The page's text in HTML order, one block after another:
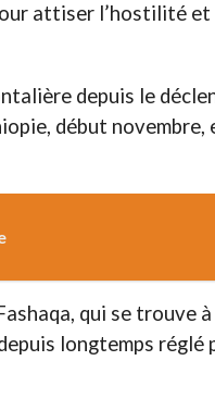
attiser l’hostilité et
depuis le
début novembre,
qui se trouve
longtemps réglé